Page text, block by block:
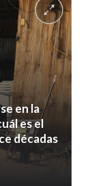
en la
es el
décadas